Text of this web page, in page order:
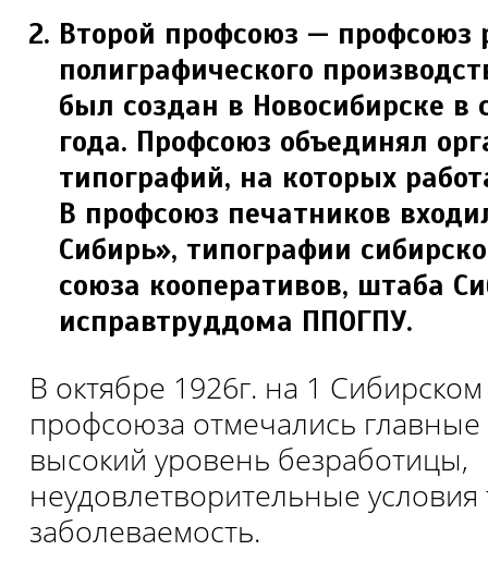
Второй профсоюз — профсоюз
полиграфического
был создан в Новосибирске в
года. Профсоюз объединял
типографий, на которых
В профсоюз печатников
Сибирь», типографии
союза кооперативов, штаба
исправтруддома ППОГПУ.
В октябре 1926г. на 1
профсоюза отмечались
высокий уровень безработицы,
неудовлетворительные условия
заболеваемость.